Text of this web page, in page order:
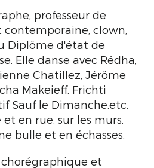
professeur de
contemporaine, clown,
Diplôme d'état de
Elle danse avec Rédha,
Chatillez, Jérôme
Makeieff, Frichti
Sauf le Dimanche,etc.
en rue, sur les murs,
bulle et en échasses.
chorégraphique et